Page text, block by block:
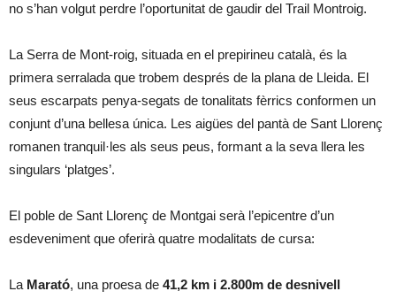
no s’han volgut perdre l’oportunitat de gaudir del Trail Montroig.
La Serra de Mont-roig, situada en el prepirineu català, és la
primera serralada que trobem després de la plana de Lleida. El
seus escarpats penya-segats de tonalitats fèrrics conformen un
conjunt d’una bellesa única. Les aigües del pantà de Sant Llorenç
romanen tranquil·les als seus peus, formant a la seva llera les
singulars ‘platges’.
El poble de Sant Llorenç de Montgai serà l’epicentre d’un
esdeveniment que oferirà quatre modalitats de cursa:
La Marató, una proesa de 41,2 km i 2.800m de desnivell